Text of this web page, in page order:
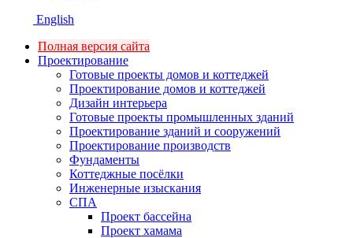
English
Полная версия сайта
Проектирование
Готовые проекты домов и коттеджей
Проектирование домов и коттеджей
Дизайн интерьера
Готовые проекты промышленных зданий
Проектирование зданий и сооружений
Проектирование производств
Фундаменты
Коттеджные посёлки
Инженерные изыскания
СПА
Проект бассейна
Проект хамама